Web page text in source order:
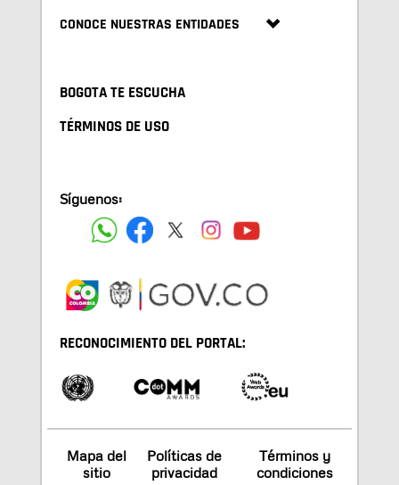
CONOCE NUESTRAS ENTIDADES
BOGOTA TE ESCUCHA
TÉRMINOS DE USO
Síguenos:
RECONOCIMIENTO DEL PORTAL:
Mapa del
sitio
Políticas de
privacidad
Términos y
condiciones